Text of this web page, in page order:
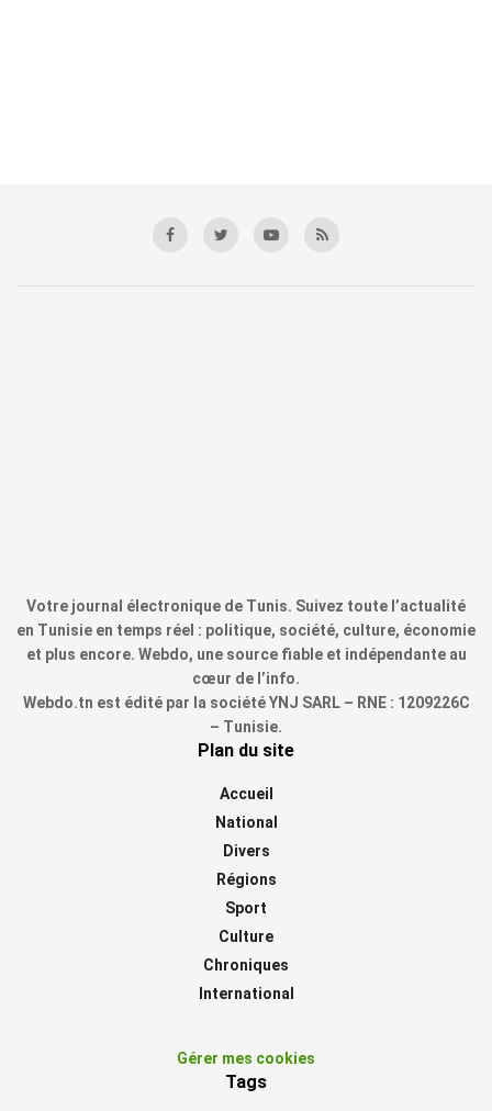
Votre journal électronique de Tunis. Suivez toute l’actualité
en Tunisie en temps réel : politique, société, culture, économie
et plus encore. Webdo, une source fiable et indépendante au
cœur de l’info.
Webdo.tn est édité par la société YNJ SARL – RNE : 1209226C
– Tunisie.
Plan du site
Accueil
National
Divers
Régions
Sport
Culture
Chroniques
International
Gérer mes cookies
Tags